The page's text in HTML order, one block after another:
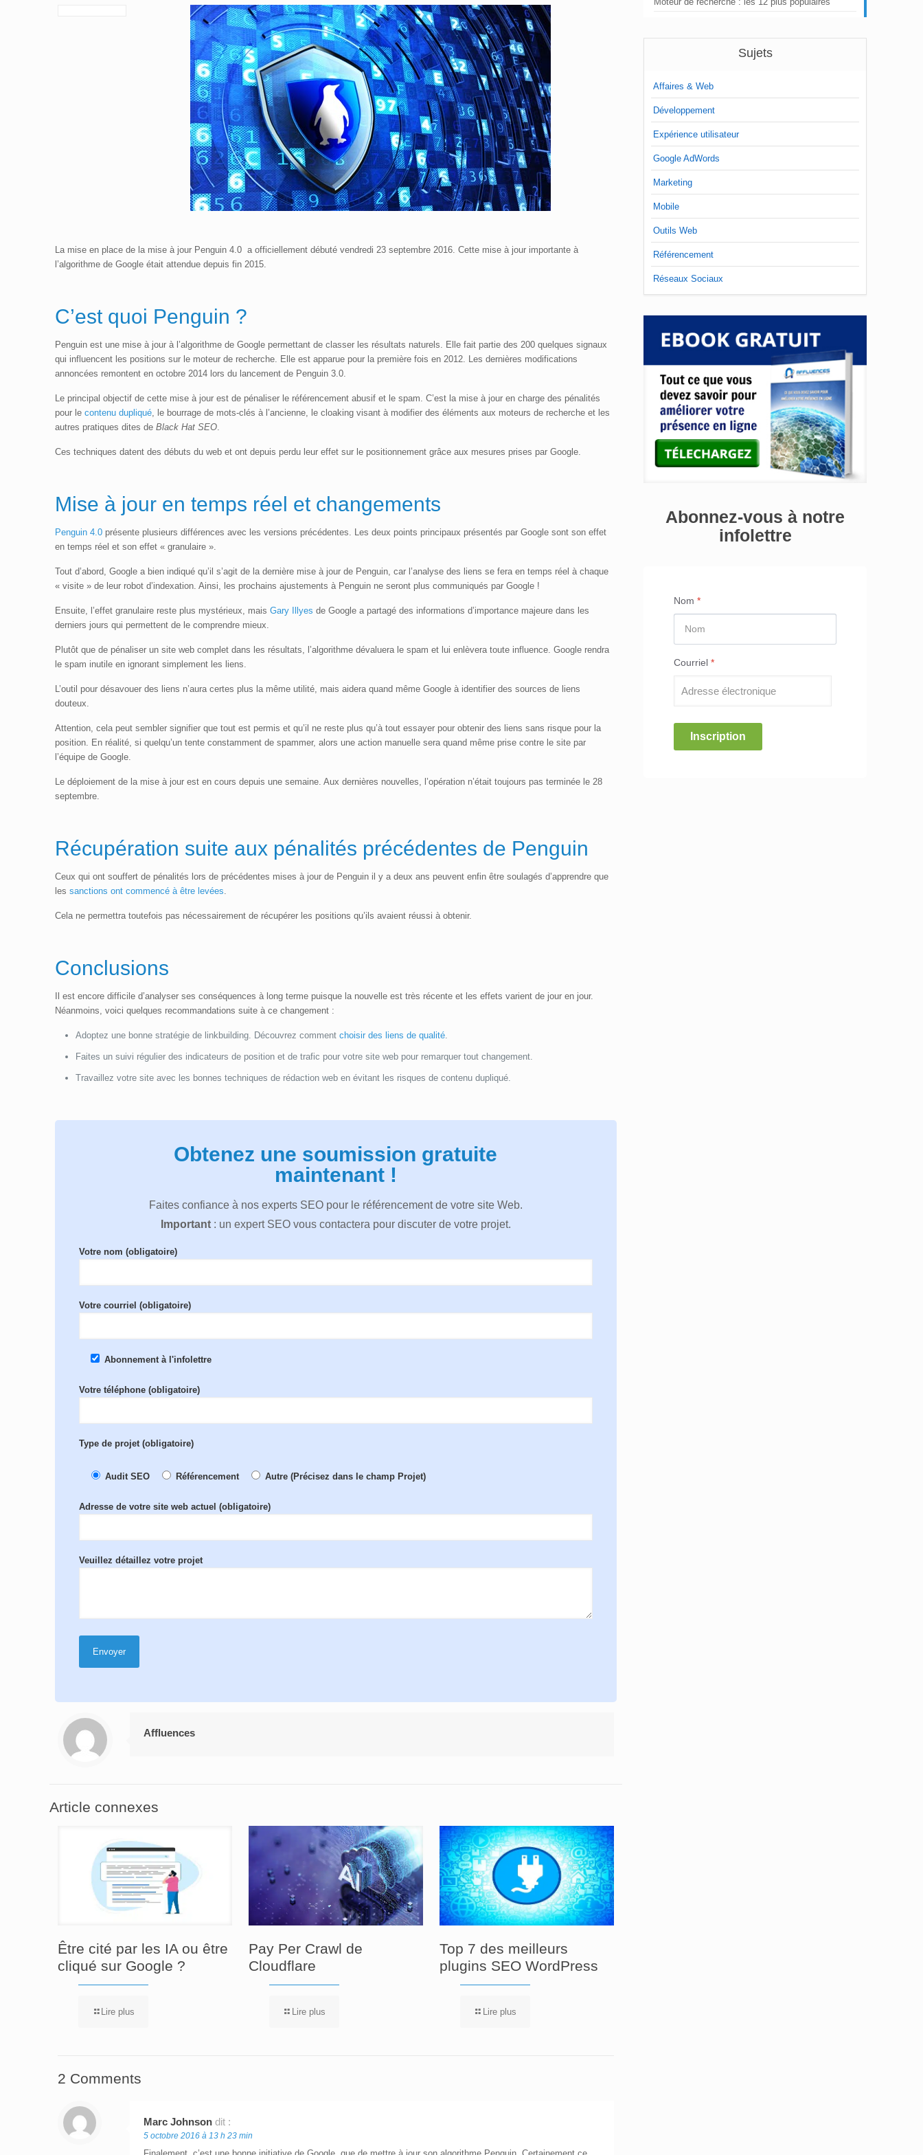
La mise en place de la mise à jour Penguin 4.0 a officiellement débuté vendredi 23 septembre 2016. Cette mise à jour importante à
l’algorithme de Google était attendue depuis fin 2015.
C’est quoi Penguin ?
Penguin est une mise à jour à l’algorithme de Google permettant de classer les résultats naturels. Elle fait partie des 200 quelques signaux
qui influencent les positions sur le moteur de recherche. Elle est apparue pour la première fois en 2012. Les dernières modifications
annoncées remontent en octobre 2014 lors du lancement de Penguin 3.0.
Le principal objectif de cette mise à jour est de pénaliser le référencement abusif et le spam. C’est la mise à jour en charge des pénalités
pour lecontenu dupliqué, le bourrage de mots-clés à l’ancienne, le cloaking visant à modifier des éléments aux moteurs de recherche et les
autres pratiques dites deBlack Hat SEO.
Ces techniques datent des débuts du web et ont depuis perdu leur effet sur le positionnement grâce aux mesures prises par Google.
Mise à jour en temps réel et changements
Penguin 4.0 présente plusieurs différences avec les versions précédentes. Les deux points principaux présentés par Google sont son effet
en temps réel et son effet « granulaire ».
Tout d’abord, Google a bien indiqué qu’il s’agit de la dernière mise à jour de Penguin, car l’analyse des liens se fera en temps réel à chaque
« visite » de leur robot d’indexation. Ainsi, les prochains ajustements à Penguin ne seront plus communiqués par Google !
Ensuite, l’effet granulaire reste plus mystérieux, maisGary Illyes de Google a partagé des informations d’importance majeure dans les
derniers jours qui permettent de le comprendre mieux.
Plutôt que de pénaliser un site web complet dans les résultats, l’algorithme dévaluera le spam et lui enlèvera toute influence. Google rendra
le spam inutile en ignorant simplement les liens.
L’outil pour désavouer des liens n’aura certes plus la même utilité, mais aidera quand même Google à identifier des sources de liens
douteux.
Attention, cela peut sembler signifier que tout est permis et qu’il ne reste plus qu’à tout essayer pour obtenir des liens sans risque pour la
position. En réalité, si quelqu’un tente constamment de spammer, alors une action manuelle sera quand même prise contre le site par
l’équipe de Google.
Le déploiement de la mise à jour est en cours depuis une semaine. Aux dernières nouvelles, l’opération n’était toujours pas terminée le 28
septembre.
Récupération suite aux pénalités précédentes de Penguin
Ceux qui ont souffert de pénalités lors de précédentes mises à jour de Penguin il y a deux ans peuvent enfin être soulagés d’apprendre que
lessanctions ont commencé à être levées.
Cela ne permettra toutefois pas nécessairement de récupérer les positions qu’ils avaient réussi à obtenir.
Conclusions
Il est encore difficile d’analyser ses conséquences à long terme puisque la nouvelle est très récente et les effets varient de jour en jour.
Néanmoins, voici quelques recommandations suite à ce changement :
Adoptez une bonne stratégie de linkbuilding. Découvrez commentchoisir des liens de qualité.
Faites un suivi régulier des indicateurs de position et de trafic pour votre site web pour remarquer tout changement.
Travaillez votre site avec les bonnes techniques de rédaction web en évitant les risques de contenu dupliqué.
Obtenez une soumission gratuite
maintenant !
Faites confiance à nos experts SEO pour le référencement de votre site Web.
Important : un expert SEO vous contactera pour discuter de votre projet.
Votre nom (obligatoire)
Votre courriel (obligatoire)
Abonnement à l'infolettre
Votre téléphone (obligatoire)
Type de projet (obligatoire)
Audit SEO Référencement Autre (Précisez dans le champ Projet)
Adresse de votre site web actuel (obligatoire)
Veuillez détaillez votre projet
Affluences
Article connexes
Être cité par les IA ou être
cliqué sur Google ?
Lire plus
Pay Per Crawl de
Cloudflare
Lire plus
Top 7 des meilleurs
plugins SEO WordPress
Lire plus
2 Comments
Marc Johnson dit :
5 octobre 2016 à 13 h 23 min
Sujets
Affaires & Web
Développement
Expérience utilisateur
Google AdWords
Marketing
Mobile
Outils Web
Référencement
Réseaux Sociaux
Abonnez-vous à notre
infolettre
Nom *
Courriel *
Inscription